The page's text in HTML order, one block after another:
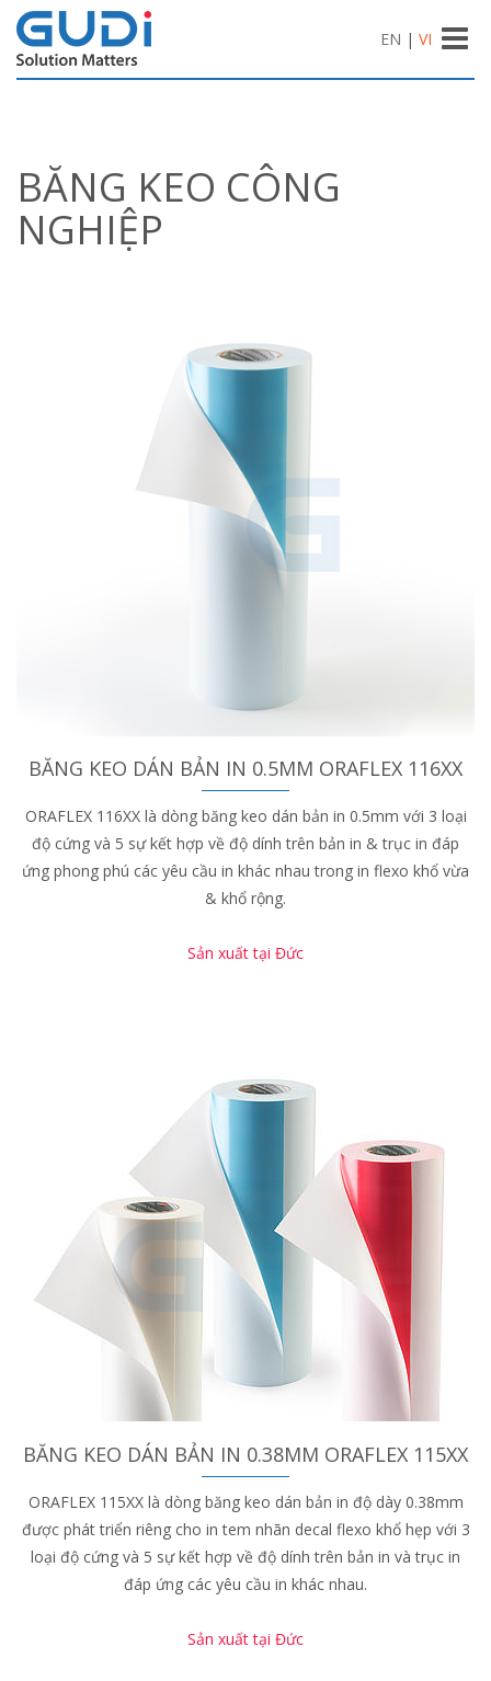
Toggle
EN | VI
BĂNG KEO CÔNG
NGHIỆP
BĂNG KEO DÁN BẢN IN 0.5MM ORAFLEX 116XX
ORAFLEX 116XX là dòng băng keo dán bản in 0.5mm với 3 loại
độ cứng và 5 sự kết hợp về độ dính trên bản in & trục in đáp
ứng phong phú các yêu cầu in khác nhau trong in flexo khổ vừa
& khổ rộng.
Sản xuất tại Đức
BĂNG KEO DÁN BẢN IN 0.38MM ORAFLEX 115XX
ORAFLEX 115XX là dòng băng keo dán bản in độ dày 0.38mm
được phát triển riêng cho in tem nhãn decal flexo khổ hẹp với 3
loại độ cứng và 5 sự kết hợp về độ dính trên bản in và trục in
đáp ứng các yêu cầu in khác nhau.
Sản xuất tại Đức